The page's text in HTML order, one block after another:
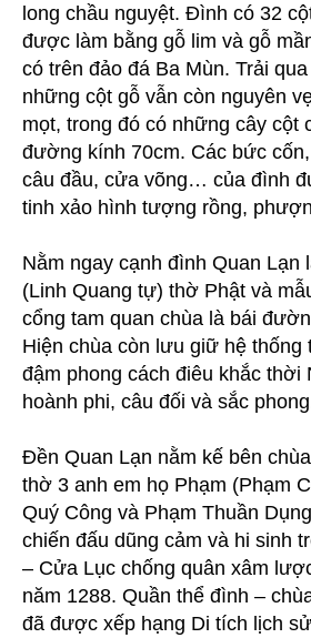
long chầu nguyệt. Đình có 32
được làm bằng gỗ lim và gỗ
có trên đảo đá Ba Mùn. Trải
những cột gỗ vẫn còn nguyên
mọt, trong đó có những cây cột
đường kính 70cm. Các bức
câu đầu, cửa võng… của đình
tinh xảo hình tượng rồng,
Nằm ngay cạnh đình Quan Lạn
(Linh Quang tự) thờ Phật và
cổng tam quan chùa là bái
Hiện chùa còn lưu giữ hệ thống
đậm phong cách điêu khắc thời
hoành phi, câu đối và sắc
Đền Quan Lạn nằm kế bên
thờ 3 anh em họ Phạm (Phạm
Quý Công và Phạm Thuần
chiến đấu dũng cảm và hi sinh
– Cửa Lục chống quân xâm
năm 1288. Quần thể đình –
đã được xếp hạng Di tích lịch